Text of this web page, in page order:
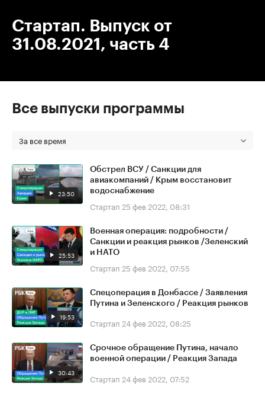
Стартап. Выпуск от
31.08.2021, часть 4
Все выпуски программы
За все время
23:50
Обстрел ВСУ / Санкции для
авиакомпаний / Крым восстановит
водоснабжение
Стартап 25 фев 2022, 08:31
25:53
Военная операция: подробности /
Санкции и реакция рынков /Зеленский
и НАТО
Стартап 25 фев 2022, 07:55
19:53
Спецоперация в Донбассе / Заявления
Путина и Зеленского / Реакция рынков
Стартап 24 фев 2022, 08:25
30:43
Срочное обращение Путина, начало
военной операции / Реакция Запада
Стартап 24 фев 2022, 07:52